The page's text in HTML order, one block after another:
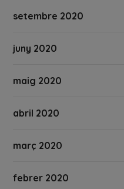
setembre 2020
juny 2020
maig 2020
abril 2020
març 2020
febrer 2020